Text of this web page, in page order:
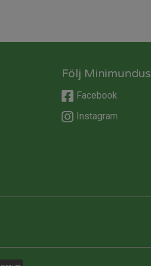
Följ Minimundus
Facebook
Instagram